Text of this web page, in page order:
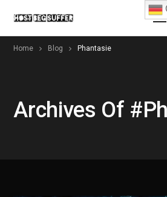
Home Blog Phantasie
Archives Of